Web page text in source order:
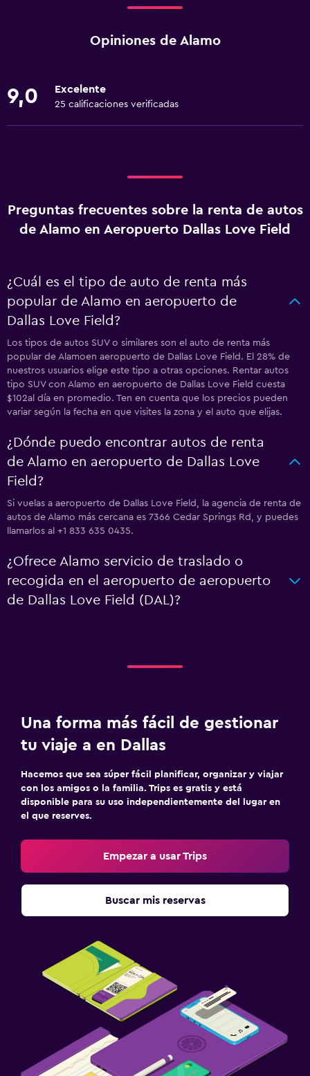
Opiniones de Alamo
9,0 Excelente
25 calificaciones verificadas
Preguntas frecuentes sobre la renta de autos
de Alamo en Aeropuerto Dallas Love Field
¿Cuál es el tipo de auto de renta más
popular de Alamo en aeropuerto de
Dallas Love Field?
Los tipos de autos SUV o similares son el auto de renta más
popular de Alamoen aeropuerto de Dallas Love Field. El 28% de
nuestros usuarios elige este tipo a otras opciones. Rentar autos
tipo SUV con Alamo en aeropuerto de Dallas Love Field cuesta
$102al día en promedio. Ten en cuenta que los precios pueden
variar según la fecha en que visites la zona y el auto que elijas.
¿Dónde puedo encontrar autos de renta
de Alamo en aeropuerto de Dallas Love
Field?
Si vuelas a aeropuerto de Dallas Love Field, la agencia de renta de
autos de Alamo más cercana es 7366 Cedar Springs Rd, y puedes
llamarlos al +1 833 635 0435.
¿Ofrece Alamo servicio de traslado o
recogida en el aeropuerto de aeropuerto
de Dallas Love Field (DAL)?
Una forma más fácil de gestionar
tu viaje a en Dallas
Hacemos que sea súper fácil planificar, organizar y viajar
con los amigos o la familia. Trips es gratis y está
disponible para su uso independientemente del lugar en
el que reserves.
Empezar a usar Trips
Buscar mis reservas